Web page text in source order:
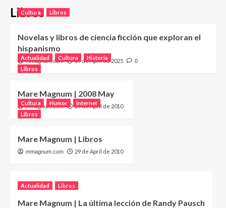
Libros
Cultura Libros
Novelas y libros de ciencia ficción que exploran el
hispanismo
mmagnum.com 27 de April de 2025 0
Actualidad Cultura
Historia
Libros
Mare Magnum | 2008 May
mmagnum.com 29 de April de 2010
Cultura Humor
Internet
Libros
Mare Magnum | Libros
mmagnum.com 29 de April de 2010
Actualidad Libros
Mare Magnum | La última lección de Randy Pausch